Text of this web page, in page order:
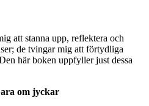
att stanna upp, reflektera och
de tvingar mig att förtydliga
här boken uppfyller just dessa
om jyckar